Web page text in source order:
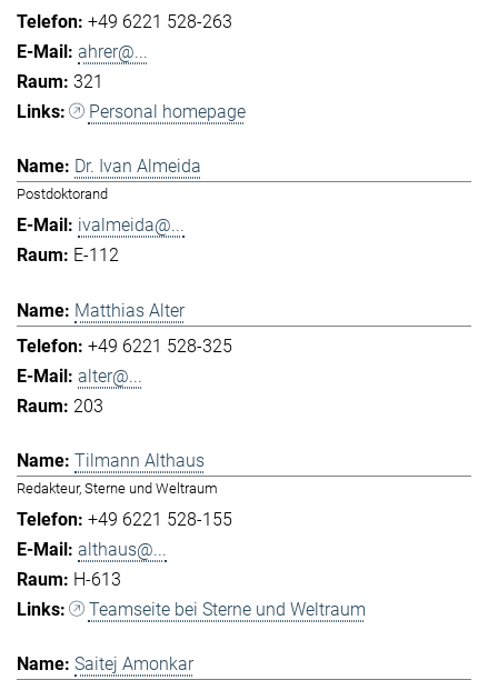
+49 6221 528-263
ahrer@...
321
Personal homepage
Dr. Ivan Almeida
Postdoktorand
ivalmeida@...
E-112
Matthias Alter
+49 6221 528-325
alter@...
203
Tilmann Althaus
Redakteur, Sterne und Weltraum
+49 6221 528-155
althaus@...
H-613
Teamseite bei Sterne und Weltraum
Saitej Amonkar